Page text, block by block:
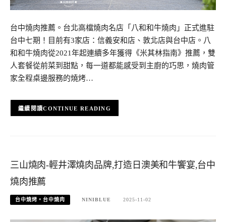
台中燒肉推薦。台北高檔燒肉名店「八和和牛燒肉」正式進駐
台中七期！目前有3家店：信義安和店、敦北店與台中店。八
和和牛燒肉從2021年起連續多年獲得《米其林指南》推薦，雙
人套餐從前菜到甜點，每一道都能感受到主廚的巧思，燒肉管
家全程桌邊服務的燒烤…
CONTINUE READING
三山燒肉-輕井澤燒肉品牌,打造日澳美和牛饗宴,台中
燒肉推薦
台中燒烤。台中燒肉 NINIBLUE 2025-11-02